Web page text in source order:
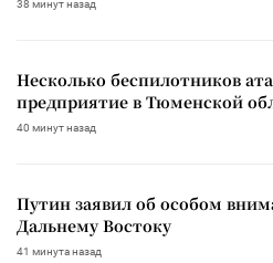
38 минут назад
Несколько беспилотников
предприятие в Тюменской
40 минут назад
Путин заявил об особом
Дальнему Востоку
41 минута назад